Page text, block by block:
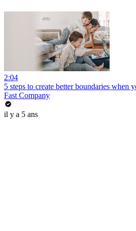
2:04
5 steps to create better boundaries when
Fast Company
il y a 5 ans